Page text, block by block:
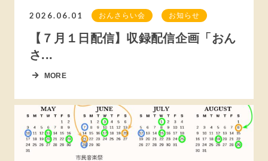
2026.06.01 おんさらい会 お知らせ
【７月１日配信】収録配信企画「おん
さ...
MORE